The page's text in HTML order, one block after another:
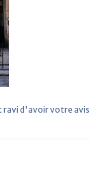
ravi d'avoir votre avis